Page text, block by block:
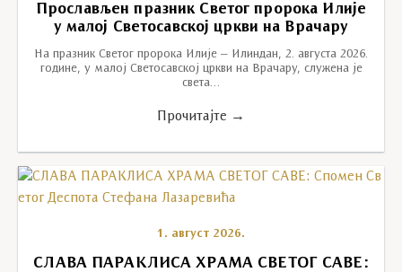
Прослављен празник Светог пророка Илије
у малој Светосавској цркви на Врачару
На празник Светог пророка Илије – Илиндан, 2. августа 2026.
године, у малој Светосавској цркви на Врачару, служена је
света…
Прочитајте →
1. август 2026.
СЛАВА ПАРАКЛИСА ХРАМА СВЕТОГ САВЕ: